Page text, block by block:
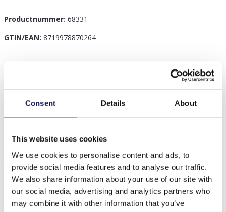
Consent Details About
This website uses cookies
We use cookies to personalise content and ads, to
provide social media features and to analyse our traffic.
We also share information about your use of our site with
our social media, advertising and analytics partners who
may combine it with other information that you’ve
Productnummer: 68331
GTIN/EAN: 8719978870264
ontworpen om feestelijk gejuich te brengen aan uw
garderobe! Perfecte gro…Meer
Anderen kochten ook